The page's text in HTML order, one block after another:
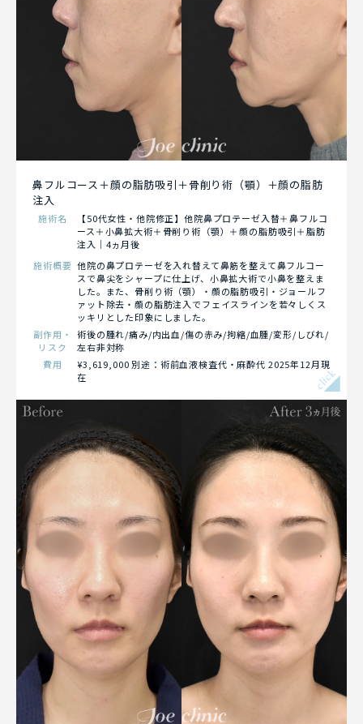
鼻フルコース＋顔の脂肪吸引＋骨削り術（顎）＋顔の脂肪
注入
施術名
【50代女性・他院修正】他院鼻プロテーゼ入替＋鼻フルコ
ース＋小鼻拡大術＋骨削り術（顎）＋顔の脂肪吸引＋脂肪
注入｜4ヵ月後
施術概要 他院の鼻プロテーゼを入れ替えて鼻筋を整えて鼻フルコー
スで鼻尖をシャープに仕上げ、小鼻拡大術で小鼻を整えま
した。また、骨削り術（顎）・顔の脂肪吸引・ジョールフ
ァット除去・顔の脂肪注入でフェイスラインを若々しくス
ッキリとした印象にしました。
副作用・
リスク
術後の腫れ/痛み/内出血/傷の赤み/拘縮/血腫/変形/しびれ/
左右非対称
費用
¥3,619,000 別途：術前血液検査代・麻酔代 2025年12月現
在
click